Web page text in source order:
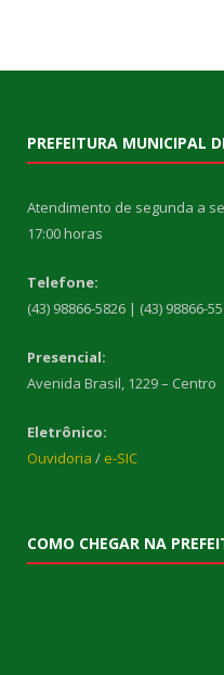
PREFEITURA MUNICIPAL
Atendimento de segunda a
17:00 horas
Telefone:
(43) 98866-5826 | (43) 98866-
Presencial:
Avenida Brasil, 1229 – Centro
Eletrônico:
Ouvidoria / e-SIC
COMO CHEGAR NA